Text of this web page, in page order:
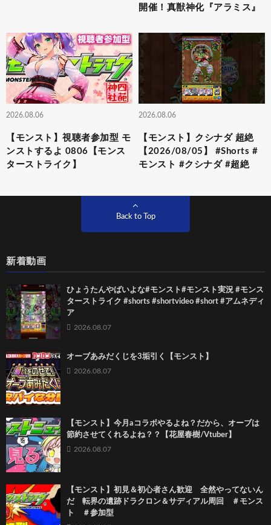
開催！真獣神化『アラミス』
2026.08.06
【モンスト】視聴者参加型 モ
ンストするよ 0806【モンス
ターストライク】
2026.08.06
【モンスト】クシナダ 超絶
【2026/08/05】 #Shorts #
モンスト #クシナダ #超絶
Back to Top
新着動画
ひょうたんやばいよな#モンスト#モンスト実況 #モンス
ターストライク #shorts #shortvideo #short #アムネディ
ア
2026.08.07
オーブあみだくじを3垢引く【モンスト】
2026.08.07
【モンスト】今月aコラボやるよね？だから、オーブは
節約させてくれるよね？？【花屋春樹/Vtuber】
2026.08.07
【モンスト】初見＆初心者さん歓迎 全然やってないん
だ 転界の遺跡ドラクロン＆サディアル周回 ＃モンス
ト ＃参加型